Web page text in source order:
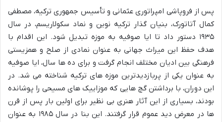
پس از فروپاشی امپراتوری عثمانی و تأسیس جمهوری ترکیه، مصطفی
کمال آتاتورک، بنیان گذار ترکیه نوین و نماد سکولاریسم، در سال
۱۹۳۵ دستور داد تا ایا صوفیه به موزه تبدیل شود. این اقدام با
هدف حفظ این میراث جهانی به عنوان نمادی از صلح و همزیستی
فرهنگی بین ادیان مختلف انجام گرفت و برای ده ها سال، ایا صوفیه
به عنوان یکی از پربازدیدترین موزه های ترکیه شناخته می شد. در
این دوران، با برداشتن گچ هایی که موزاییک های مسیحی را پوشانده
بودند، بسیاری از این آثار هنری بی نظیر برای اولین بار پس از قرن
ها در معرض دید عموم قرار گرفتند. این بنا در سال ۱۹۸۵ به عنوان